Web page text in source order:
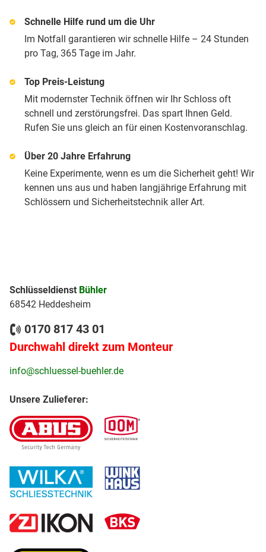
Schnelle Hilfe rund um die Uhr
Im Notfall garantieren wir schnelle Hilfe – 24 Stunden
pro Tag, 365 Tage im Jahr.
Top Preis-Leistung
Mit modernster Technik öffnen wir Ihr Schloss oft
schnell und zerstörungsfrei. Das spart Ihnen Geld.
Rufen Sie uns gleich an für einen Kostenvoranschlag.
Über 20 Jahre Erfahrung
Keine Experimente, wenn es um die Sicherheit geht! Wir
kennen uns aus und haben langjährige Erfahrung mit
Schlössern und Sicherheitstechnik aller Art.
Schlüsseldienst Bühler
68542 Heddesheim
0170 817 43 01
Durchwahl direkt zum Monteur
info@schluessel-buehler.de
Unsere Zulieferer: